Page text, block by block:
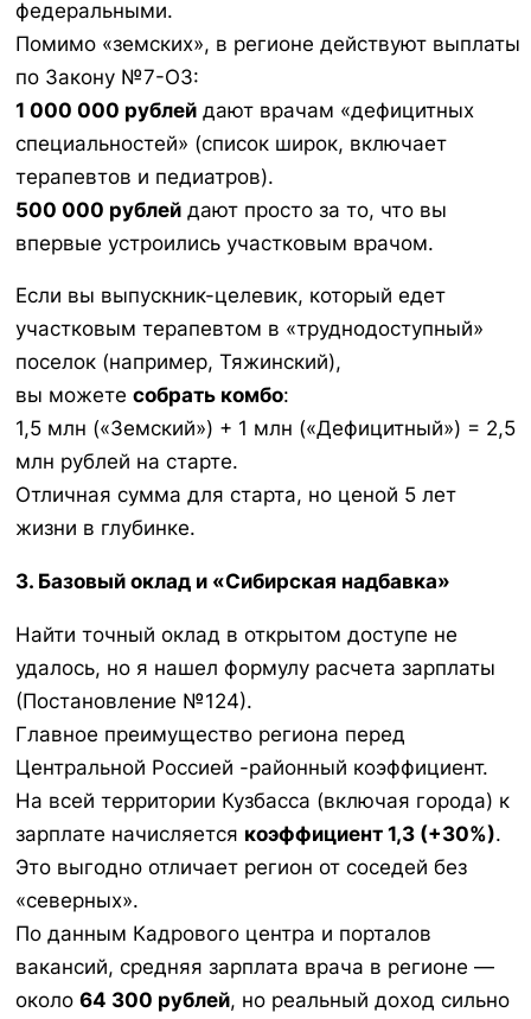
федеральными.
Помимо «земских», в регионе действуют выплаты
по Закону №7-ОЗ:
1 000 000 рублей дают врачам «дефицитных
специальностей» (список широк, включает
терапевтов и педиатров).
500 000 рублей дают просто за то, что вы
впервые устроились участковым врачом.
Если вы выпускник-целевик, который едет
участковым терапевтом в «труднодоступный»
поселок (например, Тяжинский),
вы можете собрать комбо:
1,5 млн («Земский») + 1 млн («Дефицитный») = 2,5
млн рублей на старте.
Отличная сумма для старта, но ценой 5 лет
жизни в глубинке.
3. Базовый оклад и «Сибирская надбавка»
Найти точный оклад в открытом доступе не
удалось, но я нашел формулу расчета зарплаты
(Постановление №124).
Главное преимущество региона перед
Центральной Россией -районный коэффициент.
На всей территории Кузбасса (включая города) к
зарплате начисляется коэффициент 1,3 (+30%).
Это выгодно отличает регион от соседей без
«северных».
По данным Кадрового центра и порталов
вакансий, средняя зарплата врача в регионе —
около 64 300 рублей, но реальный доход сильно